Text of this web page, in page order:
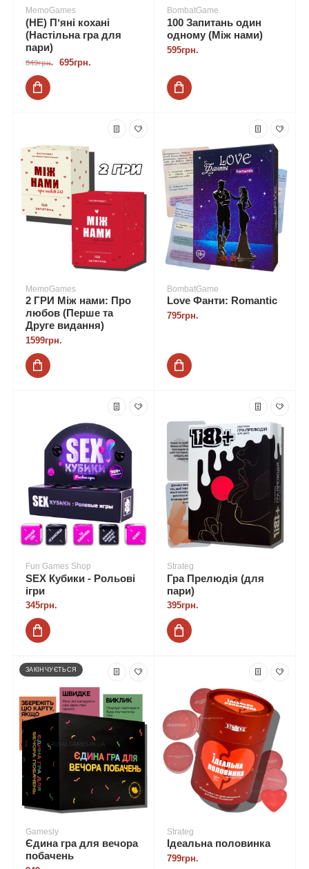
MemoGames
(НЕ) Пʼяні кохані
(Настільна гра для
пари)
849грн. 695грн.
BombatGame
100 Запитань один
одному (Між нами)
595грн.
MemoGames
2 ГРИ Між нами: Про
любов (Перше та
Друге видання)
1599грн.
BombatGame
Love Фанти: Romantic
795грн.
Fun Games Shop
SEX Кубики - Рольові
ігри
345грн.
Strateg
Гра Прелюдія (для
пари)
395грн.
ЗАКІНЧУЄТЬСЯ
Gamesly
Єдина гра для вечора
побачень
Strateg
Ідеальна половинка
799грн.